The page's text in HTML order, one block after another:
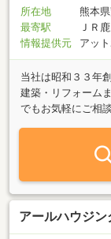
所在地
熊本
最寄駅
ＪＲ
情報提供元
アッ
当社は昭和３３年
建築・リフォーム
でもお気軽にご相
アールハウジ